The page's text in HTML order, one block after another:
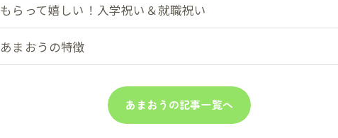
もらって嬉しい！入学祝い＆就職祝い
あまおうの特徴
あまおうの記事一覧へ